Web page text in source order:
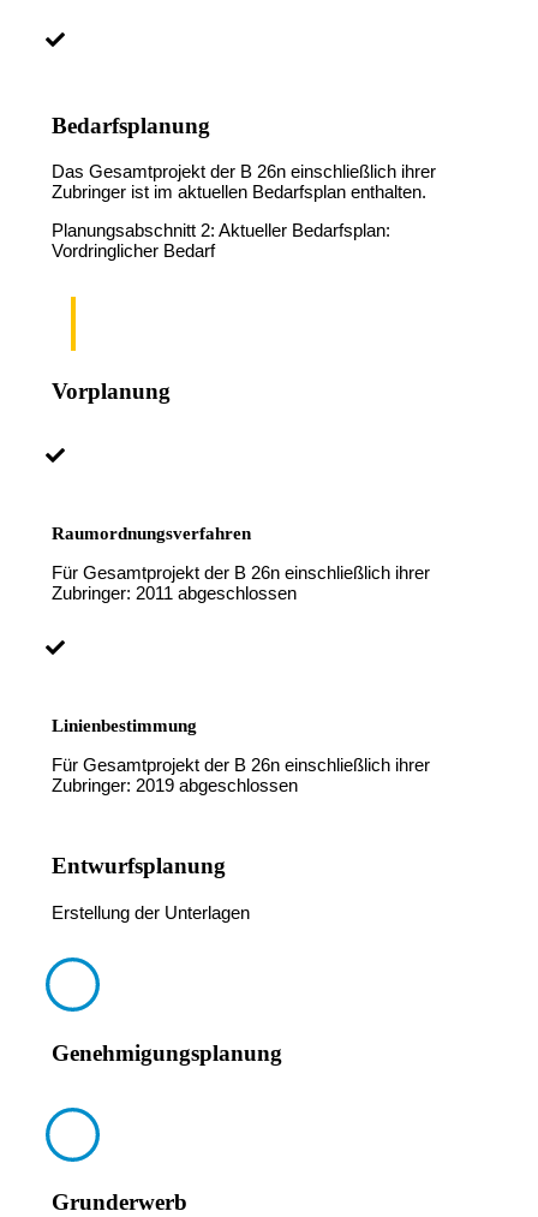
Bedarfsplanung
Das Gesamtprojekt der B 26n einschließlich ihrer
Zubringer ist im aktuellen Bedarfsplan enthalten.
Planungsabschnitt 2: Aktueller Bedarfsplan:
Vordringlicher Bedarf
Vorplanung
Raumordnungsverfahren
Für Gesamtprojekt der B 26n einschließlich ihrer
Zubringer: 2011 abgeschlossen
Linienbestimmung
Für Gesamtprojekt der B 26n einschließlich ihrer
Zubringer: 2019 abgeschlossen
Entwurfsplanung
Erstellung der Unterlagen
Genehmigungsplanung
Grunderwerb